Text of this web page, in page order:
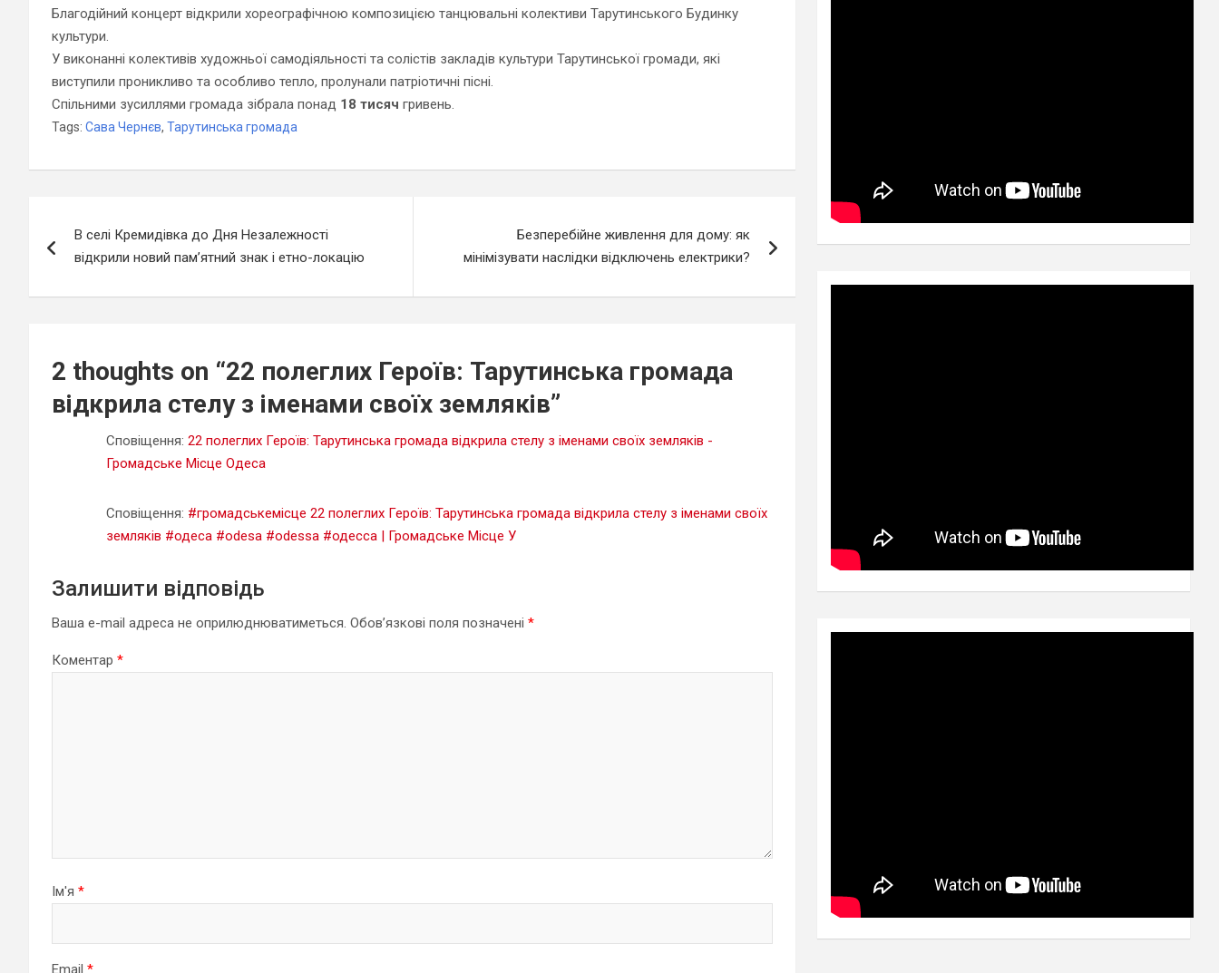
Благодійний концерт відкрили хореографічною композицією танцювальні колективи Тарутинського Будинку
культури.
У виконанні колективів художньої самодіяльності та солістів закладів культури Тарутинської громади, які
виступили проникливо та особливо тепло, пролунали патріотичні пісні.
Спільними зусиллями громада зібрала понад 18 тисяч гривень.
Tags: Сава Чернєв, Тарутинська громада
записів
В селі Кремидівка до Дня Незалежності
відкрили новий пам’ятний знак і етно-локацію
Безперебійне живлення для дому: як
мінімізувати наслідки відключень електрики?
2 thoughts on “22 полеглих Героїв: Тарутинська громада
відкрила стелу з іменами своїх земляків”
Сповіщення: 22 полеглих Героїв: Тарутинська громада відкрила стелу з іменами своїх земляків -
Громадське Місце Одеса
Сповіщення: #громадськемісце 22 полеглих Героїв: Тарутинська громада відкрила стелу з іменами своїх
земляків #одеса #odesa #odessa #одесса | Громадське Місце У
Залишити відповідь
Ваша e-mail адреса не оприлюднюватиметься. Обов’язкові поля позначені *
Коментар *
Ім'я *
Email *